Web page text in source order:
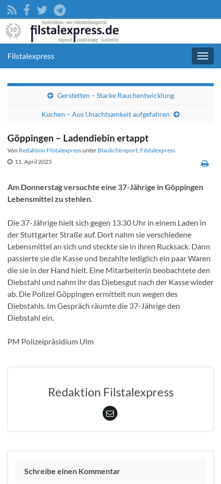
Filstalexpress
Gerstetten – Starke Rauchentwicklung
Kuchen – Aus Unachtsamkeit aufgefahren
Göppingen – Ladendiebin ertappt
Von Redaktion Filstalexpressunter Blaulichtreport, Filstalexpress
11. April 2025
Am Donnerstag versuchte eine 37-Jährige in Göppingen
Lebensmittel zu stehlen.
Die 37-Jährige hielt sich gegen 13.30 Uhr in einem Laden in
der Stuttgarter Straße auf. Dort nahm sie verschiedene
Lebensmittel an sich und steckte sie in ihren Rucksack. Dann
passierte sie die Kasse und bezahlte lediglich ein paar Waren
die sie in der Hand hielt. Eine Mitarbeiterin beobachtete den
Diebstahl und nahm ihr das Diebesgut nach der Kasse wieder
ab. Die Polizei Göppingen ermittelt nun wegen des
Diebstahls. Im Gespräch räumte die 37-Jährige den
Diebstahl ein.
PM Polizeipräsidium Ulm
Redaktion Filstalexpress
Schreibe einen Kommentar